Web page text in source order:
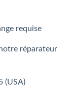
requise
réparateur
(USA)